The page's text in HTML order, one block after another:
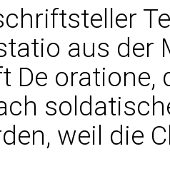
aus
De
weil die